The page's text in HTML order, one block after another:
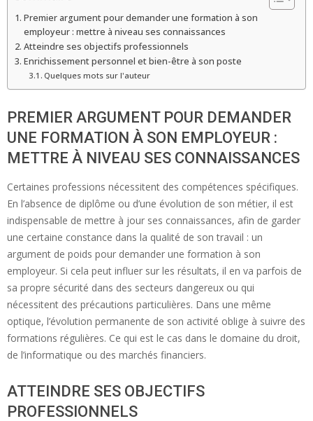
Premier argument pour demander une formation à son
employeur : mettre à niveau ses connaissances
Atteindre ses objectifs professionnels
Enrichissement personnel et bien-être à son poste
Quelques mots sur l'auteur
PREMIER ARGUMENT POUR DEMANDER
UNE FORMATION À SON EMPLOYEUR :
METTRE À NIVEAU SES CONNAISSANCES
Certaines professions nécessitent des compétences spécifiques.
En l’absence de diplôme ou d’une évolution de son métier, il est
indispensable de mettre à jour ses connaissances, afin de garder
une certaine constance dans la qualité de son travail : un
argument de poids pour demander une formation à son
employeur. Si cela peut influer sur les résultats, il en va parfois de
sa propre sécurité dans des secteurs dangereux ou qui
nécessitent des précautions particulières. Dans une même
optique, l’évolution permanente de son activité oblige à suivre des
formations régulières. Ce qui est le cas dans le domaine du droit,
de l’informatique ou des marchés financiers.
ATTEINDRE SES OBJECTIFS
PROFESSIONNELS